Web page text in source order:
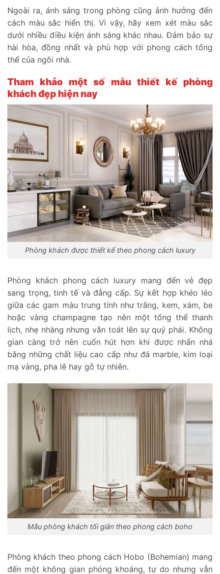
Ngoài ra, ánh sáng trong phòng cũng ảnh hưởng đến
cách màu sắc hiển thị. Vì vậy, hãy xem xét màu sắc
dưới nhiều điều kiện ánh sáng khác nhau. Đảm bảo sự
hài hòa, đồng nhất và phù hợp với phong cách tổng
thể của ngôi nhà.
Tham khảo một số mẫu thiết kế phòng
khách đẹp hiện nay
Phòng khách được thiết kế theo phong cách luxury
Phòng khách phong cách luxury mang đến vẻ đẹp
sang trọng, tinh tế và đẳng cấp. Sự kết hợp khéo léo
giữa các gam màu trung tính như trắng, kem, xám, be
hoặc vàng champagne tạo nên một tổng thể thanh
lịch, nhẹ nhàng nhưng vẫn toát lên sự quý phái. Không
gian càng trở nên cuốn hút hơn khi được nhấn nhá
bằng những chất liệu cao cấp như đá marble, kim loại
mạ vàng, pha lê hay gỗ tự nhiên.
Mẫu phòng khách tối giản theo phong cách boho
Phòng khách theo phong cách Hobo (Bohemian) mang
đến một không gian phóng khoáng, tự do nhưng vẫn